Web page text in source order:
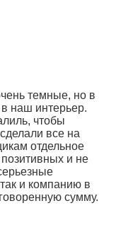
темные, но в
наш интерьер.
чтобы
все на
отдельное
и не
и компанию в
сумму.